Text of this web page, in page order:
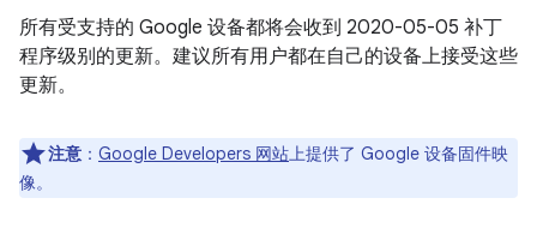
所有受支持的 Google 设备都将会收到 2020-05-05 补丁
程序级别的更新。建议所有用户都在自己的设备上接受这些
更新。
注意 ： Google Developers 网站上提供了 Google 设备固件映
像。